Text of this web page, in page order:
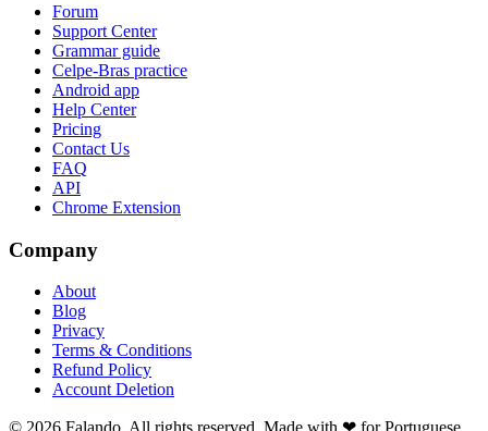
Forum
Support Center
Grammar guide
Celpe-Bras practice
Android app
Help Center
Pricing
Contact Us
FAQ
API
Chrome Extension
Company
About
Blog
Privacy
Terms & Conditions
Refund Policy
Account Deletion